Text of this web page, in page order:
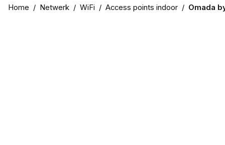
Home / Netwerk / WiFi / Access points indoor / Omada